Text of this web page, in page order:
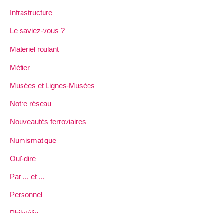
Infrastructure
Le saviez-vous ?
Matériel roulant
Métier
Musées et Lignes-Musées
Notre réseau
Nouveautés ferroviaires
Numismatique
Ouï-dire
Par ... et ...
Personnel